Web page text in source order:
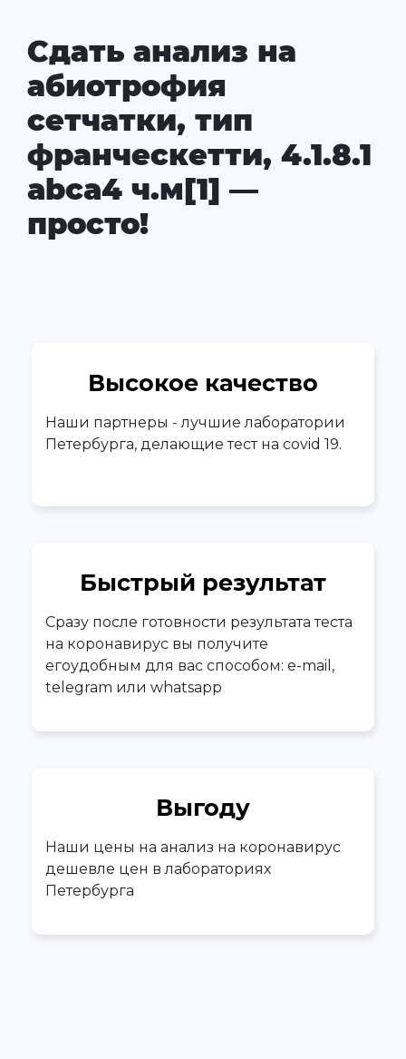
Сдать анализ на
абиотрофия
сетчатки, тип
франческетти, 4.1.8.1
abca4 ч.м[1] —
просто!
Высокое качество
Наши партнеры - лучшие лаборатории
Петербурга, делающие тест на covid 19.
Быстрый результат
Сразу после готовности результата теста
на коронавирус вы получите
егоудобным для вас способом: e-mail,
telegram или whatsapp
Выгоду
Наши цены на анализ на коронавирус
дешевле цен в лабораториях
Петербурга